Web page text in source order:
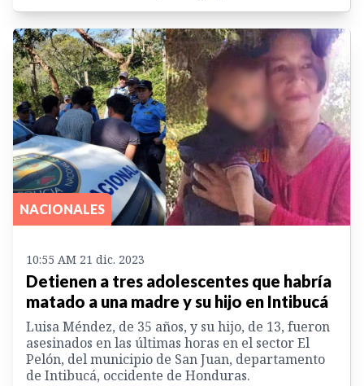
NACIONALES
10:55 AM 21 dic. 2023
Detienen a tres adolescentes que habría
matado a una madre y su hijo en Intibucá
Luisa Méndez, de 35 años, y su hijo, de 13, fueron
asesinados en las últimas horas en el sector El
Pelón, del municipio de San Juan, departamento
de Intibucá, occidente de Honduras.